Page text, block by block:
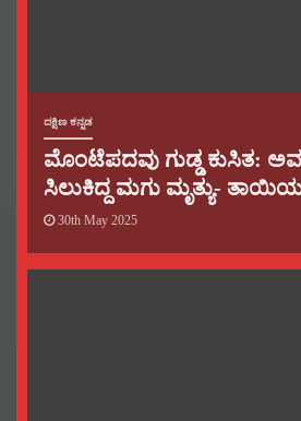
ದಕ್ಷಿಣ ಕನ್ನಡ
ಮೊಂಟೆಪದವು ಗುಡ್ಡ ಕುಸಿತ:
ಸಿಲುಕಿದ್ದ ಮಗು ಮೃತ್ಯು-
30th May 2025